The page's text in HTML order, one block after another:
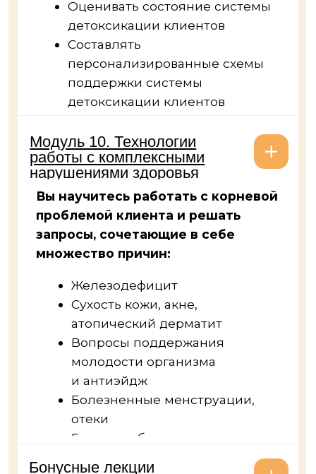
системы
Синдром сухого глаза
Возрастные заболевания
Понадобится на лекции
7–8 часов в неделю